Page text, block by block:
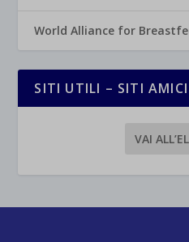
World Alliance for
SITI UTILI – SITI AMICI
VAI